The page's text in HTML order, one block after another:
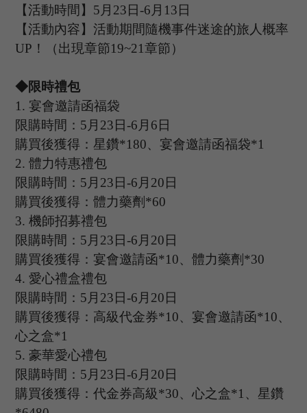
【活動時間】 5 月 23日-6 月 13日
【活動內容】活動期間隨機事件迷途的旅人概率
UP ！（出現章節19~21章節）
◆限時禮包
1. 宴會邀請函福袋
限購時間： 5 月 23日-6 月 6日
購買後獲得：星鑽*180、宴會邀請函福袋*1
2. 體力特惠禮包
限購時間： 5 月 23日-6 月 20日
購買後獲得：體力藥劑 *60
3. 機師招募禮包
限購時間： 5 月 23日-6 月 20日
購買後獲得：宴會邀請函*10、體力藥劑*30
4. 愛心禮盒禮包
限購時間： 5 月 23日-6 月 20日
購買後獲得：高級代金券*10、宴會邀請函*10、
心之盒*1
5. 豪華愛心禮包
限購時間： 5 月 23日-6 月 20日
購買後獲得：代金券高級*30、心之盒*1、星鑽